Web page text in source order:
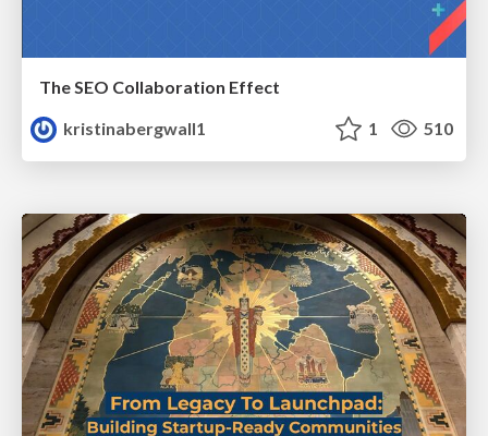
The SEO Collaboration Effect
kristinabergwall1
1 510